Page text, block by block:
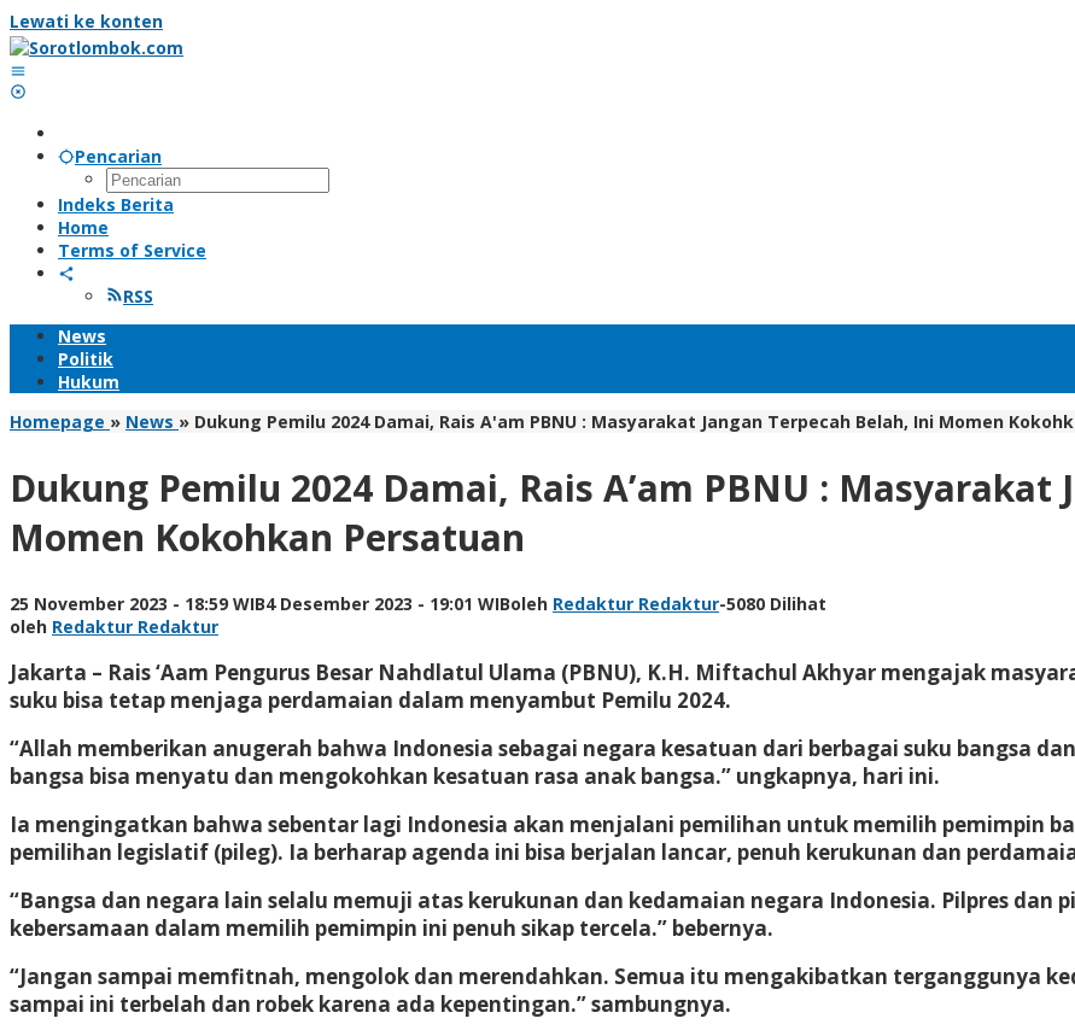
Lewati ke konten
Pencarian
Indeks Berita
Home
Terms of Service
RSS
News
Politik
Hukum
Homepage » News » Dukung Pemilu 2024 Damai, Rais A'am PBNU : Masyarakat Jangan Terpecah Belah, Ini Momen
Dukung Pemilu 2024 Damai, Rais A’am PBNU : Masyarakat
Momen Kokohkan Persatuan
25 November 2023 - 18:59 WIB4 Desember 2023 - 19:01 WIBoleh Redaktur Redaktur-5080 Dilihat
oleh Redaktur Redaktur
Jakarta – Rais ‘Aam Pengurus Besar Nahdlatul Ulama (PBNU), K.H. Miftachul Akhyar mengajak
suku bisa tetap menjaga perdamaian dalam menyambut Pemilu 2024.
“Allah memberikan anugerah bahwa Indonesia sebagai negara kesatuan dari berbagai suku bangsa
bangsa bisa menyatu dan mengokohkan kesatuan rasa anak bangsa.” ungkapnya, hari ini.
Ia mengingatkan bahwa sebentar lagi Indonesia akan menjalani pemilihan untuk memilih pemimpin
pemilihan legislatif (pileg). Ia berharap agenda ini bisa berjalan lancar, penuh kerukunan dan
“Bangsa dan negara lain selalu memuji atas kerukunan dan kedamaian negara Indonesia. Pilpres dan
kebersamaan dalam memilih pemimpin ini penuh sikap tercela.” bebernya.
“Jangan sampai memfitnah, mengolok dan merendahkan. Semua itu mengakibatkan terganggunya
sampai ini terbelah dan robek karena ada kepentingan.” sambungnya.